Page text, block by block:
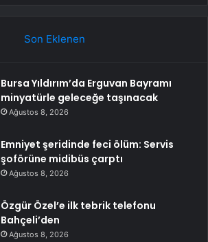
Son Eklenen
Bursa Yıldırım’da Erguvan Bayramı
minyatürle geleceğe taşınacak
Ağustos 8, 2026
Emniyet şeridinde feci ölüm: Servis
şoförüne midibüs çarptı
Ağustos 8, 2026
Özgür Özel’e ilk tebrik telefonu
Bahçeli’den
Ağustos 8, 2026